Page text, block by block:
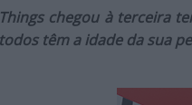
chegou à terceira
têm a idade da sua